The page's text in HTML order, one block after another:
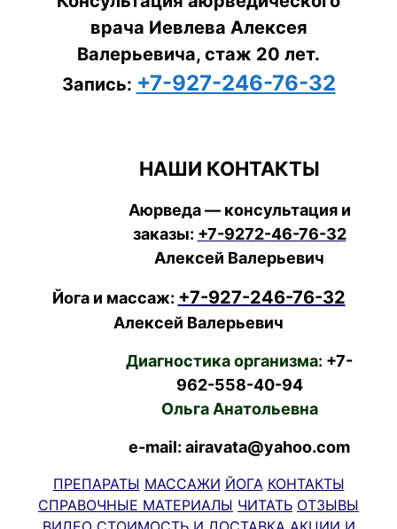
врача Иевлева Алексея
Валерьевича, стаж 20 лет.
Запись: +7-927-246-76-32
НАШИ КОНТАКТЫ
Аюрведа — консультация и
заказы: +7-9272-46-76-32
Алексей Валерьевич
Йога и массаж: +7-927-246-76-32
Алексей Валерьевич
Диагностика организма: +7-
962-558-40-94
Ольга Анатольевна
e-mail: airavata@yahoo.com
ПРЕПАРАТЫ МАССАЖИ ЙОГА КОНТАКТЫ
СПРАВОЧНЫЕ МАТЕРИАЛЫ ЧИТАТЬ ОТЗЫВЫ